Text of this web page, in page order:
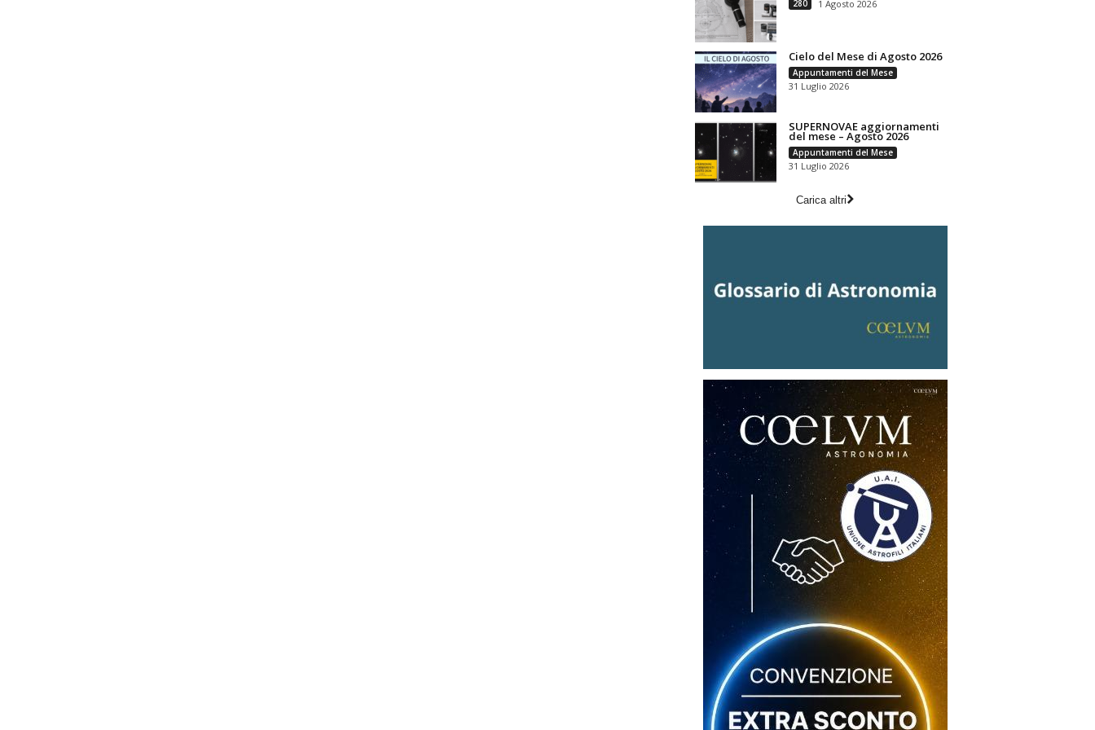
280 1 Agosto 2026
Cielo del Mese di Agosto 2026
Appuntamenti del Mese
31 Luglio 2026
SUPERNOVAE aggiornamenti
del mese – Agosto 2026
Appuntamenti del Mese
31 Luglio 2026
Carica altri